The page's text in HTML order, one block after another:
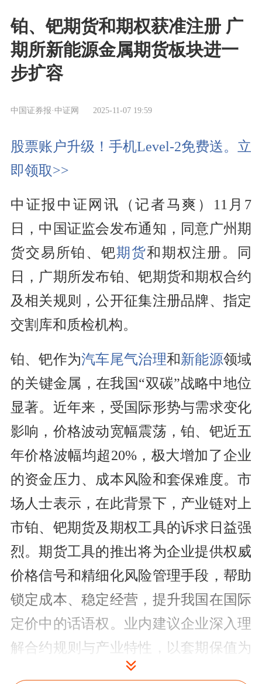
铂、钯期货和期权获准注册 广
期所新能源金属期货板块进一
步扩容
中国证券报·中证网 2025-11-07 19:59
股票账户升级！手机Level-2免费送。立
即领取>>
中证报中证网讯（记者马爽）11月7
日，中国证监会发布通知，同意广州期
货交易所铂、钯期货和期权注册。同
日，广期所发布铂、钯期货和期权合约
及相关规则，公开征集注册品牌、指定
交割库和质检机构。
铂、钯作为汽车尾气治理和新能源领域
的关键金属，在我国“双碳”战略中地位
显著。近年来，受国际形势与需求变化
影响，价格波动宽幅震荡，铂、钯近五
年价格波幅均超20%，极大增加了企业
的资金压力、成本风险和套保难度。市
场人士表示，在此背景下，产业链对上
市铂、钯期货及期权工具的诉求日益强
烈。期货工具的推出将为企业提供权威
价格信号和精细化风险管理手段，帮助
锁定成本、稳定经营，提升我国在国际
定价中的话语权。业内建议企业深入理
解合约规则与产业特性，以套期保值为
核心理性参与，充分发挥期货市场服务